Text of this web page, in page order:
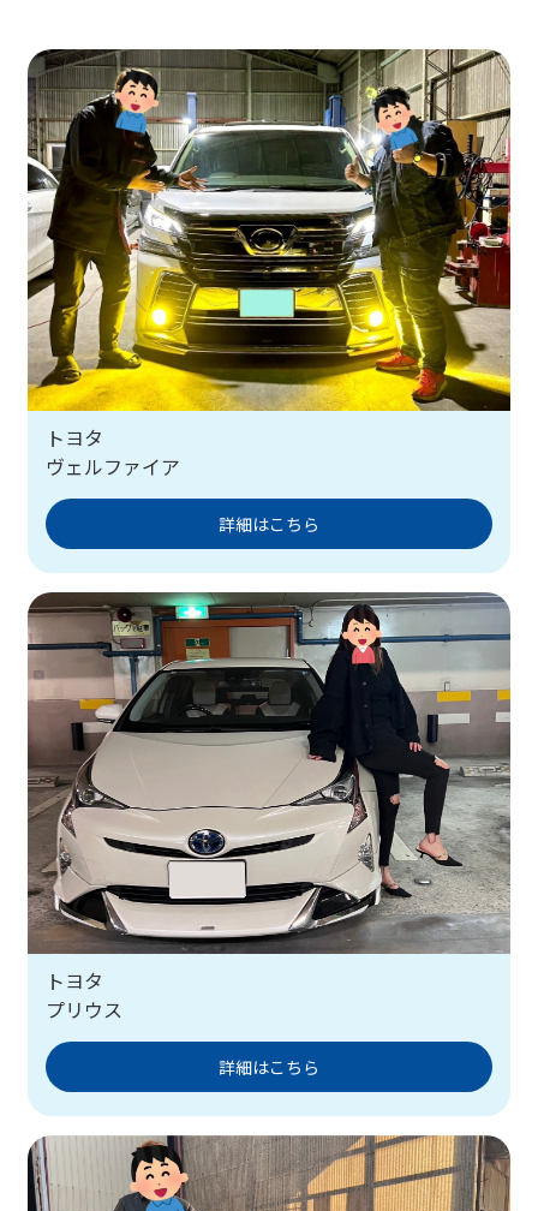
トヨタ
ヴェルファイア
詳細はこちら
トヨタ
プリウス
詳細はこちら